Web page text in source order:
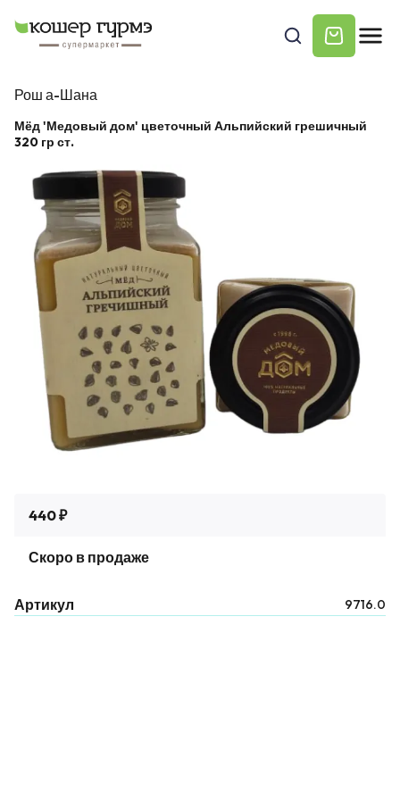
Рош а-Шана
Мёд 'Медовый дом' цветочный Альпийский грешичный
320 гр ст.
440 ₽
Скоро в продаже
Артикул 9716.0